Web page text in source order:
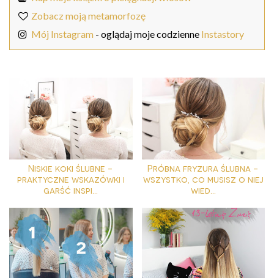
Zobacz moją metamorfozę
Mój Instagram - oglądaj moje codzienne Instastory
Niskie koki ślubne -
praktyczne wskazówki i
garść inspi...
Próbna fryzura ślubna -
wszystko, co musisz o niej
wied...